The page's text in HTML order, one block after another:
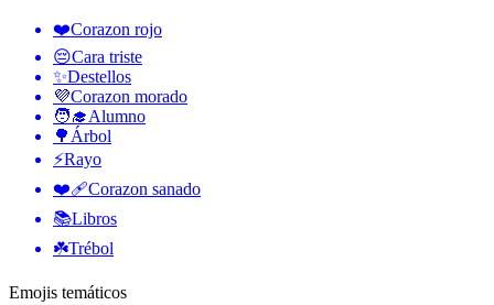
❤️Corazon rojo
😔Cara triste
✨Destellos
💜Corazon morado
🧑‍🎓Alumno
🌳 Árbol
⚡Rayo
❤️‍🩹Corazon sanado
📚Libros
☘️Trébol
Emojis temáticos